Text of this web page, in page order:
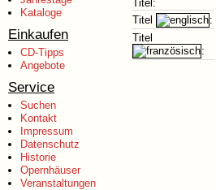
Kataloge
Einkaufen
CD-Tipps
Angebote
Service
Suchen
Kontakt
Impressum
Datenschutz
Historie
Opernhäuser
Veranstaltungen
Titel:
Titel
:
Titel
: